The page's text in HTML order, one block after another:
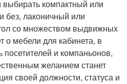
компактный или
без, лаконичный или
со множеством выдвижных
о мебели для кабинета, в
и компаньонов,
желанием станет
своей должности, статуса и